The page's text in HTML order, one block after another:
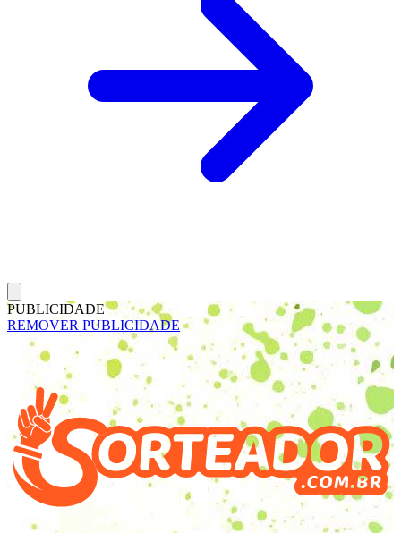
PUBLICIDADE
REMOVER PUBLICIDADE